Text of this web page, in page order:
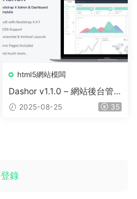
html5網站模闆
Dashor v1.1.0 – 網站後台管
理模闆
2025-08-25 35
登錄